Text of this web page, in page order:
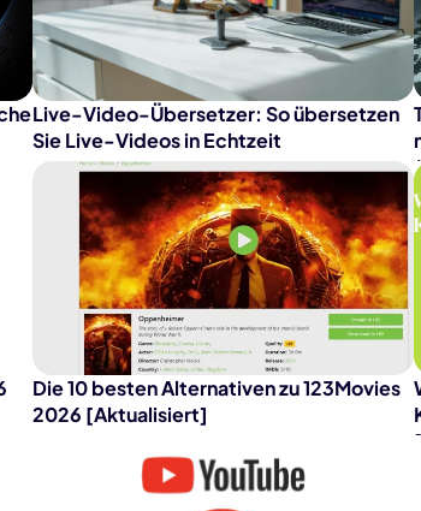
KI-Cartoon-Generator
KI-Tier-Generator
Live-Video-Übersetzer: So übersetzen
Sie Live-Videos in Echtzeit
Die 10 besten Alternativen zu 123Movies
2026 [Aktualisiert]